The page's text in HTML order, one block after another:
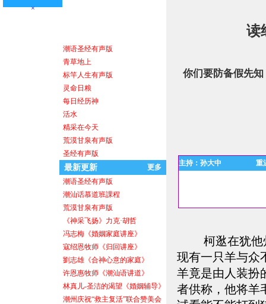
潮语圣经有声版
青草地上
标竿人生有声版
灵命日粮
每日经历神
活水
精采在今天
荒漠甘泉有声版
圣经有声版
最新更新
更多
潮语圣经有声版
潮汕话慕道班課程
荒漠甘泉有声版
《神采飞扬》力克·胡哲
冯志梅《婚姻家庭讲座》
寇绍恩牧师《归回讲座》
劉志雄《合神心意的家庭》
许恩惠牧师《潮汕语讲道》
林真儿-圣洁的渴望《婚姻辅导》
潮州庆祝“救主复活”联合赞美会
盼望
读
你们要防备假先
主持：孙大中 重
柯逖在犹他州
现有一只羊与众
羊竟是由人装扮
者供称，他将羊
×